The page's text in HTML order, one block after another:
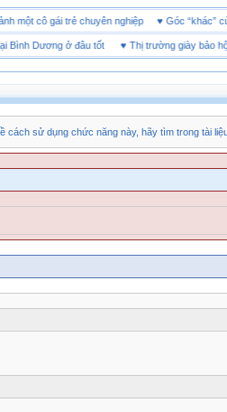
ảnh một cô gái trẻ chuyên nghiệp ♥ Góc
Dương ở đâu tốt♥ Thị trường giày bảo hộ tại
sử dụng chức năng này, hãy tìm trong tài